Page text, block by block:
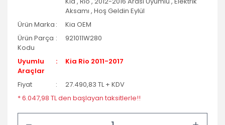
Aksamı , Hoş Geldin Eylül
Ürün Marka
Kia OEM
Ürün Parça
Kodu
921011W280
Uyumlu
Araçlar
Kia Rio 2011-2017
Fiyat
27.490,83 TL + KDV
* 6.047,98 TL den başlayan taksitlerle!!